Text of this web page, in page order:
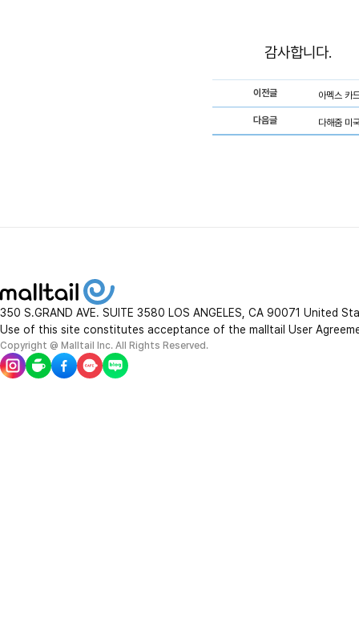
감사합니다.
이전글 아멕스 카
다음글 다해줌 미
350 S.GRAND AVE. SUITE 3580 LOS ANGELES, CA 90071 United
Use of this site constitutes acceptance of the malltail User
Copyright @ Malltail Inc. All Rights Reserved.